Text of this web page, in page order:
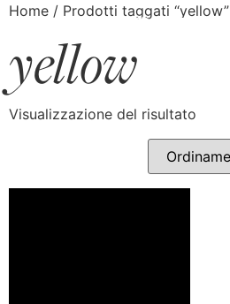
Home / Prodotti taggati “yellow”
yellow
Visualizzazione del risultato